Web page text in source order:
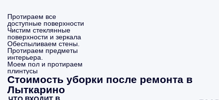
Протираем все
доступные поверхности
Чистим стеклянные
поверхности и зеркала
Обеспыливаем стены.
Протираем предметы
интерьера.
Моем пол и протираем
плинтусы
Стоимость уборки после ремонта в
Лыткарино